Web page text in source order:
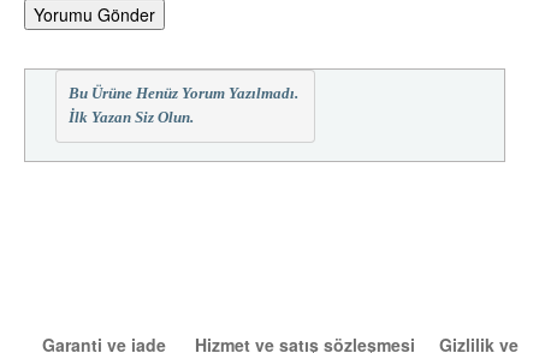
Yorumu Gönder
Bu Ürüne Henüz Yorum Yazılmadı.
İlk Yazan Siz Olun.
Garanti ve iade Hizmet ve satış sözleşmesi Gizlilik ve